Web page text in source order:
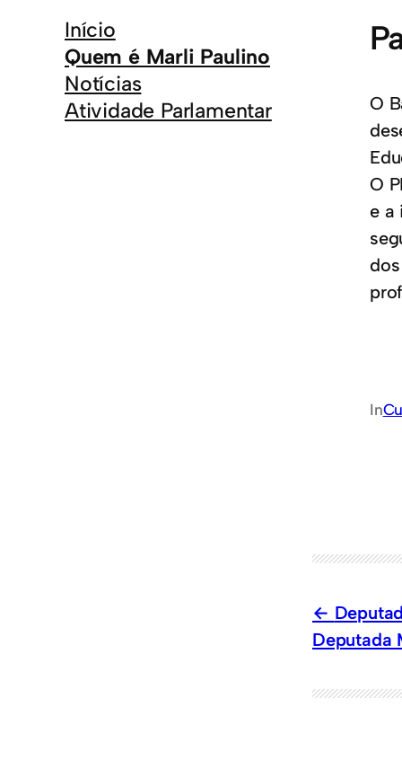
Início
Quem é Marli Paulino
Notícias
Atividade Parlamentar
O
O
e a
In
Deputada